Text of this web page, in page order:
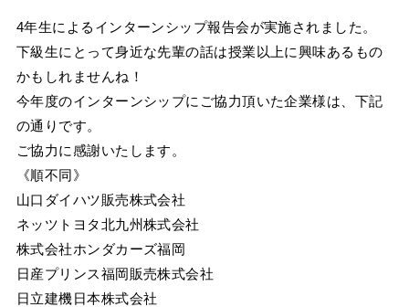
4年生によるインターンシップ報告会が実施されました。
下級生にとって身近な先輩の話は授業以上に興味あるもの
かもしれませんね！
今年度のインターンシップにご協力頂いた企業様は、下記
の通りです。
ご協力に感謝いたします。
《順不同》
山口ダイハツ販売株式会社
ネッツトヨタ北九州株式会社
株式会社ホンダカーズ福岡
日産プリンス福岡販売株式会社
日立建機日本株式会社